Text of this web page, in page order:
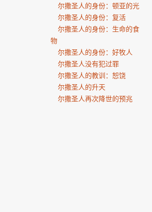
尔撒圣人的身份：顿亚的光
尔撒圣人的身份：复活
尔撒圣人的身份：生命的食
物
尔撒圣人的身份：好牧人
尔撒圣人没有犯过罪
尔撒圣人的教训：恕饶
尔撒圣人的升天
尔撒圣人再次降世的预兆